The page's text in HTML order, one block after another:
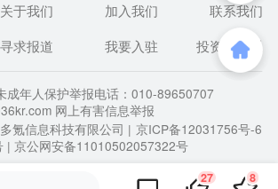
27 8
关于我们 加入我们
联系我们
求报道 我要入驻 投资者关系
成年人保护举报电话：010-89650707
网上有害信息举报
氪信息科技有限公司 | 京ICP备12031756号-6
| 京公网安备11010502057322号